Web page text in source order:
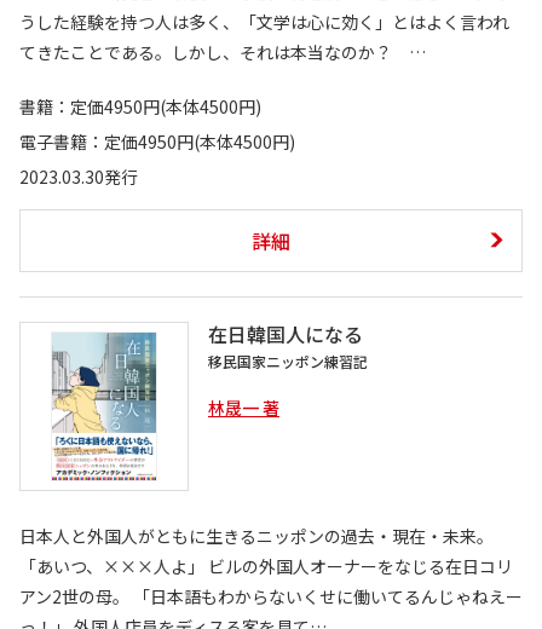
うした経験を持つ人は多く、「文学は心に効く」とはよく言われ
てきたことである。しかし、それは本当なのか？ …
書籍：定価4950円(本体4500円)
電子書籍：定価4950円(本体4500円)
2023.03.30発行
詳細
在日韓国人になる
移民国家ニッポン練習記
林晟一 著
日本人と外国人がともに生きるニッポンの過去・現在・未来。
「あいつ、×××人よ」 ビルの外国人オーナーをなじる在日コリ
アン2世の母。 「日本語もわからないくせに働いてるんじゃねえー